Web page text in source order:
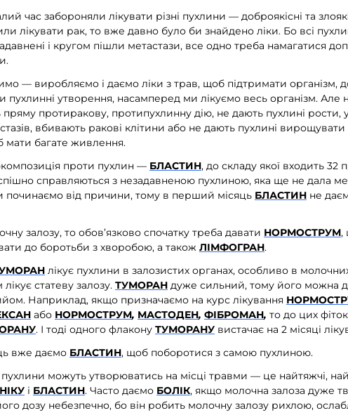
час забороняли лікувати різні пухлини — доброякісні та
лікувати рак, то вже давно було би знайдено ліки. Бо всі
і кругом пішли метастази, все одно треба намагатися
— виробляємо і даємо ліки з трав, щоб підтримати організм,
пухлинні утворення, насамперед ми лікуємо весь організм. Але
протиракову, протипухлинну дію, не дають пухлині рости,
вбивають ракові клітини або не дають пухлині
мати багате живлення.
проти пухлин — БЛАСТИН, до складу якої входить 32
справляються з незадавненою пухлиною, яка ще не дала
починаємо від причини, тому в перший місяць БЛАСТИН не
залозу, то обов’язково спочатку треба давати НОРМОСТРУМ,
до боротьби з хворобою, а також ЛІМФОГРАН.
лікує пухлини в залозистих органах, особливо в
статеву залозу. ТУМОРАН дуже сильний, тому його можна
Наприклад, якщо призначаємо на курс лікування
або НОРМОСТРУМ, МАСТОДЕН, ФІБРОМАН, то до цих
. І тоді одного флакону ТУМОРАНУ вистачає на 2 місяці
вже даємо БЛАСТИН, щоб поборотися з самою пухлиною.
пухлини можуть утворюватись на місці травми — це найтяжчі,
і БЛАСТИН. Часто даємо БОЛІК, якщо молочна залоза дуже
дозу небезпечно, бо він робить молочну залозу рихлою,